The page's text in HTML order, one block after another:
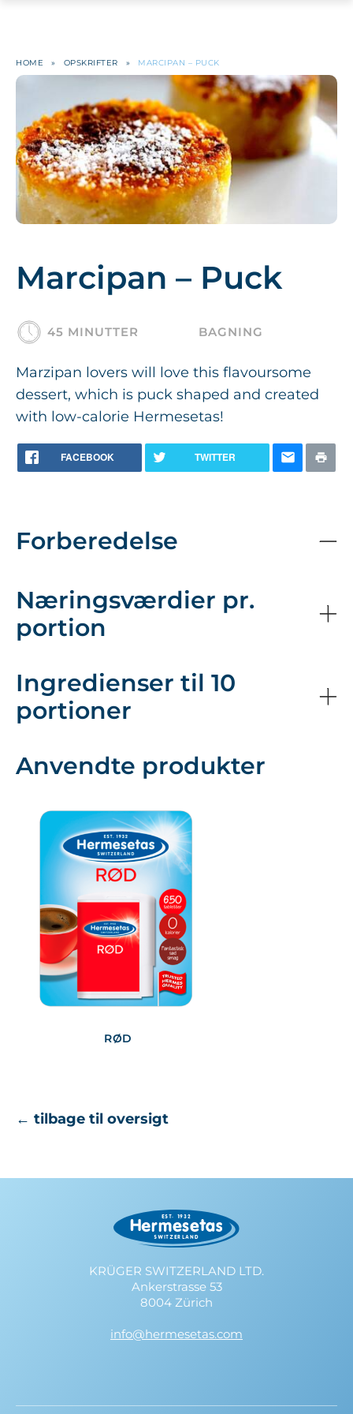
HOME » OPSKRIFTER » MARCIPAN – PUCK
Marcipan – Puck
45 MINUTTER BAGNING
Marzipan lovers will love this flavoursome
dessert, which is puck shaped and created
with low-calorie Hermesetas!
FACEBOOK TWITTER
Forberedelse
Næringsværdier pr.
portion
Ingredienser til 10
portioner
Anvendte produkter
RØD
← tilbage til oversigt
KRÜGER SWITZERLAND LTD.
Ankerstrasse 53
8004 Zürich
info@hermesetas.com